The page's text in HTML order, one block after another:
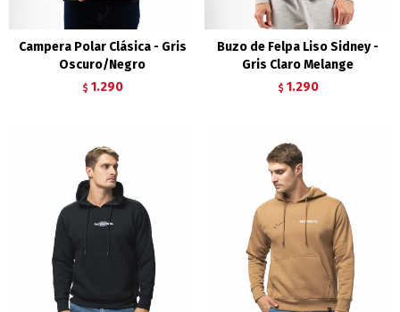
Campera Polar Clásica - Gris
Oscuro/Negro
$ 1.290
Buzo de Felpa Liso Sidney -
Gris Claro Melange
$ 1.290